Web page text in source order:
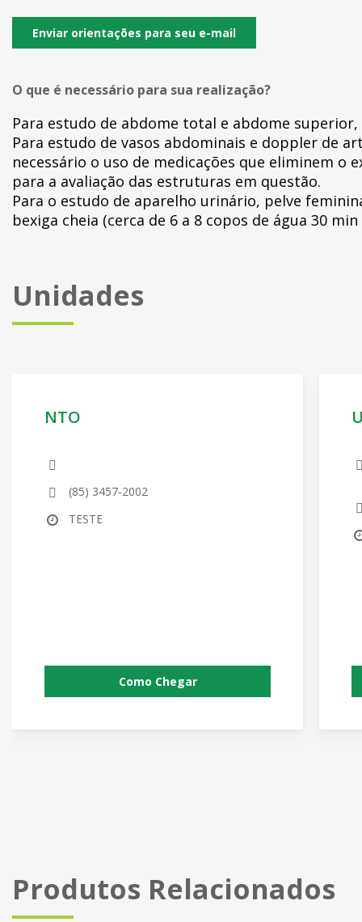
Enviar orientações para seu e-mail
O que é necessário para sua realização?
Para estudo de abdome total e abdome
Para estudo de vasos abdominais e doppler de
necessário o uso de medicações que eliminem o
para a avaliação das estruturas em questão.
Para o estudo de aparelho urinário, pelve
bexiga cheia (cerca de 6 a 8 copos de água 30
Unidades
NTO
(85) 3457-2002
TESTE
Como Chegar
Produtos Relacionados